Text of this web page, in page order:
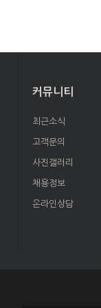
커뮤니티
최근소식
고객문의
사진갤러리
채용정보
온라인상담